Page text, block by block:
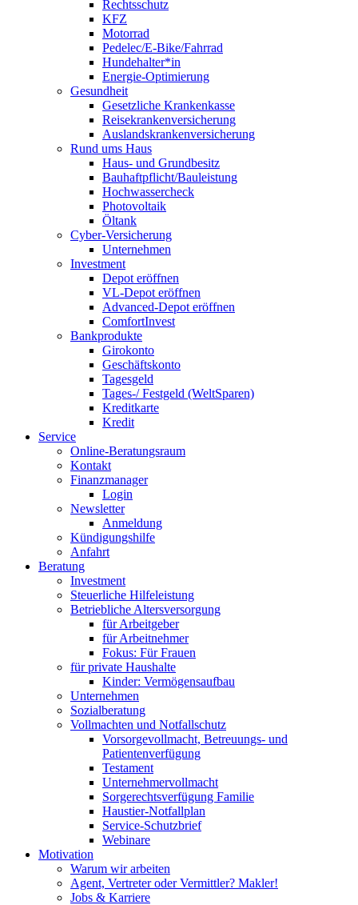
Rechtsschutz
KFZ
Motorrad
Pedelec/E-Bike/Fahrrad
Hundehalter*in
Energie-Optimierung
Gesundheit
Gesetzliche Krankenkasse
Reisekrankenversicherung
Auslandskrankenversicherung
Rund ums Haus
Haus- und Grundbesitz
Bauhaftpflicht/Bauleistung
Hochwassercheck
Photovoltaik
Öltank
Cyber-Versicherung
Unternehmen
Investment
Depot eröffnen
VL-Depot eröffnen
Advanced-Depot eröffnen
ComfortInvest
Bankprodukte
Girokonto
Geschäftskonto
Tagesgeld
Tages-/ Festgeld (WeltSparen)
Kreditkarte
Kredit
Service
Online-Beratungsraum
Kontakt
Finanzmanager
Login
Newsletter
Anmeldung
Kündigungshilfe
Anfahrt
Beratung
Investment
Steuerliche Hilfeleistung
Betriebliche Altersversorgung
für Arbeitgeber
für Arbeitnehmer
Fokus: Für Frauen
für private Haushalte
Kinder: Vermögensaufbau
Unternehmen
Sozialberatung
Vollmachten und Notfallschutz
Vorsorgevollmacht, Betreuungs- und
Patientenverfügung
Testament
Unternehmer­vollmacht
Sorgerechtsverfügung Familie
Haustier-Notfallplan
Service-Schutzbrief
Webinare
Motivation
Warum wir arbeiten
Agent, Vertreter oder Vermittler? Makler!
Jobs & Karriere